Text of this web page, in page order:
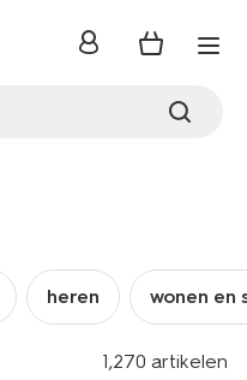
inloggen
heren wonen en
1,270 artikelen